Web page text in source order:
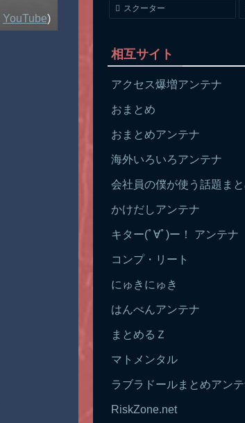
YouTube)
スクーター
相互サイト
アクセス爆増アンテナ
おまとめ
おまとめアンテナ
海外いろいろアンテナ
会社員の僕が使う話題ま
かけだしアンテナ
キター(ﾟ∀ﾟ)ー！ アンテナ
コンプ・リート
にゅきにゅき
はんぺんアンテナ
まとめるＺ
マトメンタル
ラブラドールまとめアン
RiskZone.net